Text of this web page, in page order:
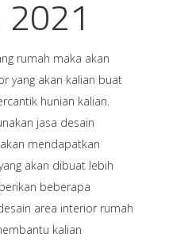
rumah maka akan
yang akan kalian buat
hunian kalian.
jasa desain
mendapatkan
akan dibuat lebih
beberapa
area interior rumah
kalian